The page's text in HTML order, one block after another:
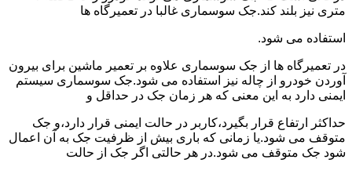
متری نیز بلند کند.جک سوسماری غالبا در تعمیرگاه ها
استفاده می شود.
در تعمیرگاه ها از جک سوسماری علاوه بر تعمیر ماشین برای بیرون
آوردن خودرو از چاله نیز استفاده می شود.جک سوسماری سیستم
ایمنی دارد به این معنی که هر زمان جک در حداقل و
حداکثر ارتفاع قرار بگیرد،کاربر در حالت ایمنی قرار دارد،و جک
متوقف می شود.یا زمانی که باری بیش از ظرفیت جک به آن اعمال
شود جک متوقف می شود.در هر حالتی اگر جک از حالت